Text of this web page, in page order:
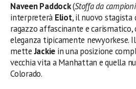
Naveen Paddock(Stoffa da
interpreterà Eliot, il nuovo stagista
ragazzo affascinante e carismatico,
eleganza tipicamente newyorkese.
metteJackie in una posizione
vecchia vita a Manhattan e quella
Colorado.